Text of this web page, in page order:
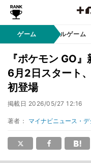
ゲーム
ポーツ コンソールゲーム
『ポケモン GO
6月2日スタート
初登場
掲載日 2026/05/27 12:16
著者： マイナビニュース・